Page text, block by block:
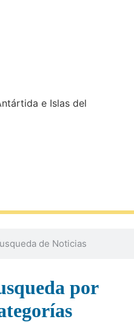
e Islas del
por